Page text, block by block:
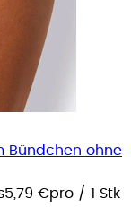
Bündchen ohne
5,79 €pro / 1 Stk